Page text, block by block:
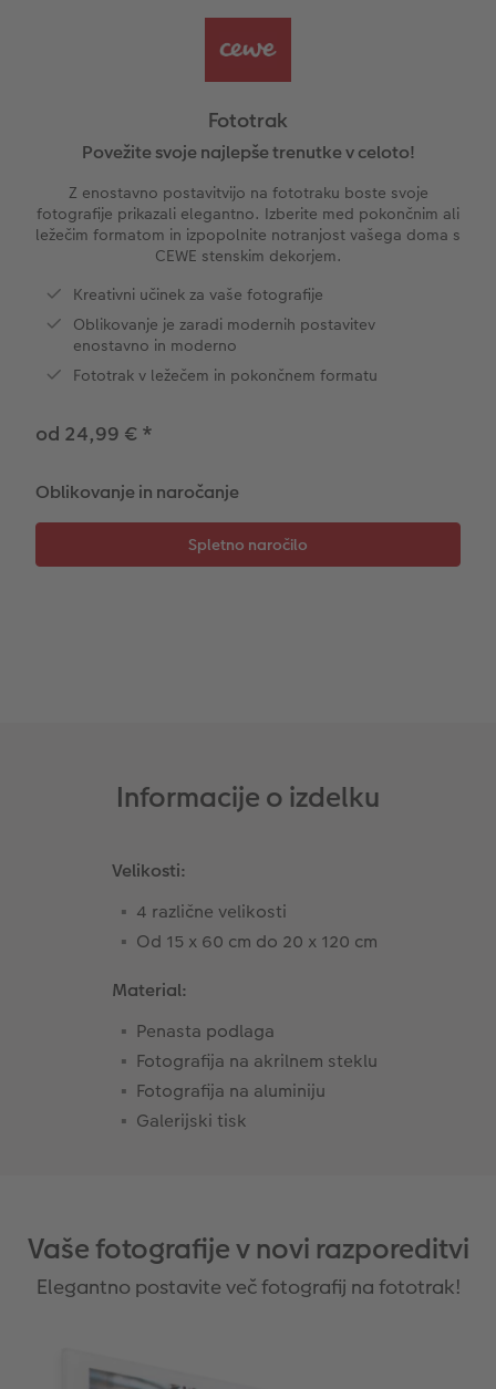
Vzorčne fotoknjige strank
Otroška CEWE FOTOKNJIGA
Zbirka Art Collection
Nature fotografije
Premium poster
Art fotografije
Normalna obdelava fotografij
Škatle za shranjevanje fotografij
Paketi fotografij
Takojšnja nalepka
Fotografija na aluminiju, direkten natis
Fotografija na penasti podlagi
Poročna tabla dobrodošlice
Letvica za poster
Hexxas
Fotografija na lesu
Fototrak
Voščilnice
Izdelki za šolo in pisarno
Darilne fotoskatle
Tekstil
Umetniške fotografije
Fotokoledarji
Ideje za unikatna darila
Potovanje
Poroka
Matura
Fototrak
Povežite svoje najlepše trenutke v celoto!
Z enostavno postavitvijo na fototraku boste svoje
fotografije prikazali elegantno. Izberite med pokončnim ali
ležečim formatom in izpopolnite notranjost vašega doma s
CEWE stenskim dekorjem.
Kreativni učinek za vaše fotografije
Oblikovanje je zaradi modernih postavitev
enostavno in moderno
Fototrak v ležečem in pokončnem formatu
od 24,99 € *
Oblikovanje in naročanje
Informacije o izdelku
Velikosti:
4 različne velikosti
Od 15 x 60 cm do 20 x 120 cm
Material:
Penasta podlaga
Fotografija na akrilnem steklu
Fotografija na aluminiju
Galerijski tisk
Vaše fotografije v novi razporeditvi
Elegantno postavite več fotografij na fototrak!